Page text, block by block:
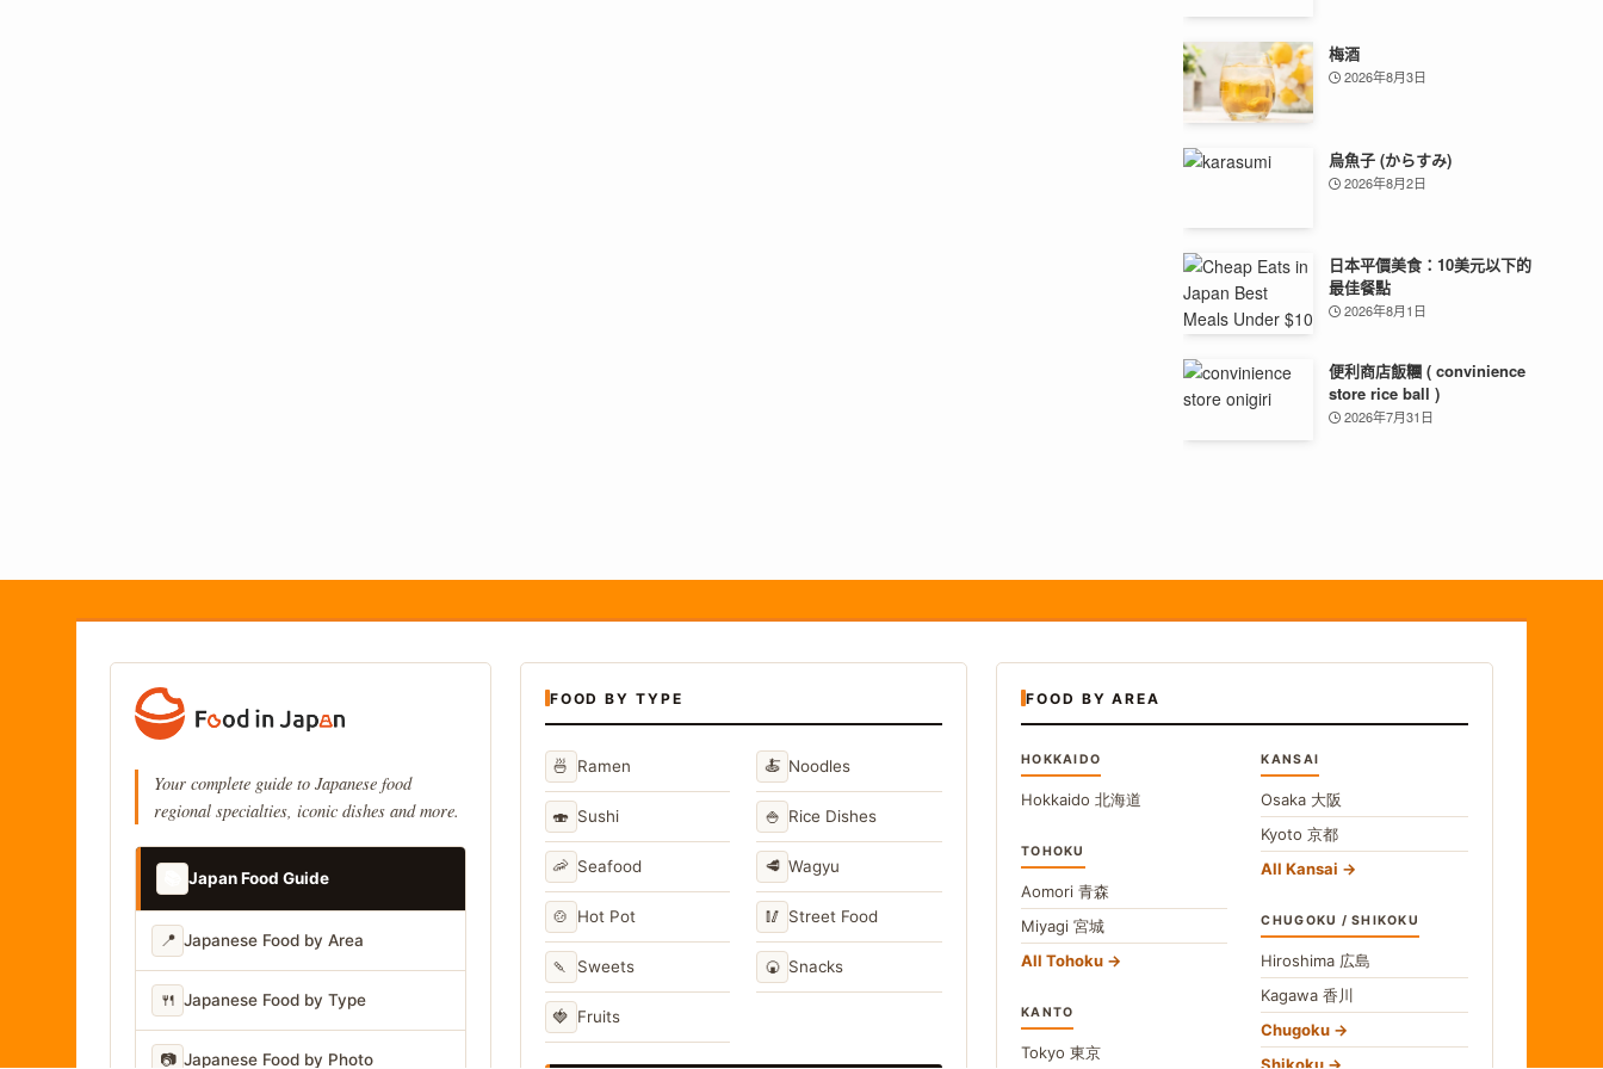
梅酒
2026年8月3日
烏魚子 (からすみ)
2026年8月2日
日本平價美食：10美元以下的
最佳餐點
2026年8月1日
便利商店飯糰 ( convinience
store rice ball )
2026年7月31日
Your complete guide to Japanese food
regional specialties, iconic dishes and more.
Japan Food Guide
📍 Japanese Food by Area
🍴 Japanese Food by Type
📷 Japanese Food by Photo
FOOD BY TYPE
🍜 Ramen 🍝 Noodles
🍣 Sushi 🍚 Rice Dishes
🦐 Seafood 🥩 Wagyu
🍲 Hot Pot 🥢 Street Food
🍡 Sweets 🍘 Snacks
🍓 Fruits
FOOD BY AREA
HOKKAIDO
Hokkaido 北海道
TOHOKU
Aomori 青森
Miyagi 宮城
All Tohoku
KANTO
Tokyo 東京
KANSAI
Osaka 大阪
Kyoto京都
All Kansai
CHUGOKU / SHIKOKU
Hiroshima 広島
Kagawa香川
Chugoku
Shikoku